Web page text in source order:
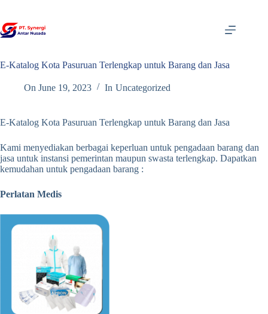
content
E-Katalog Kota Pasuruan Terlengkap untuk Barang dan Jasa
On June 19, 2023 In Uncategorized
E-Katalog Kota Pasuruan Terlengkap untuk Barang dan Jasa
Kami menyediakan berbagai keperluan untuk pengadaan barang dan
jasa untuk instansi pemerintan maupun swasta terlengkap. Dapatkan
kemudahan untuk pengadaan barang :
Perlatan Medis